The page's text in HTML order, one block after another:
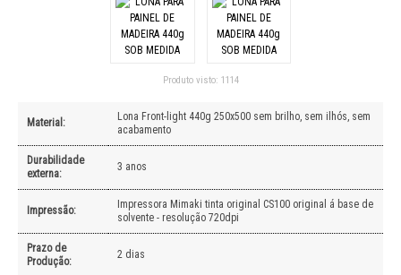
Produto visto: 1114
Material:
Lona Front-light 440g 250x500 sem brilho, sem ilhós, sem
acabamento
Durabilidade
externa:
3 anos
Impressão:
Impressora Mimaki tinta original CS100 original á base de
solvente - resolução 720dpi
Prazo de
Produção:
2 dias